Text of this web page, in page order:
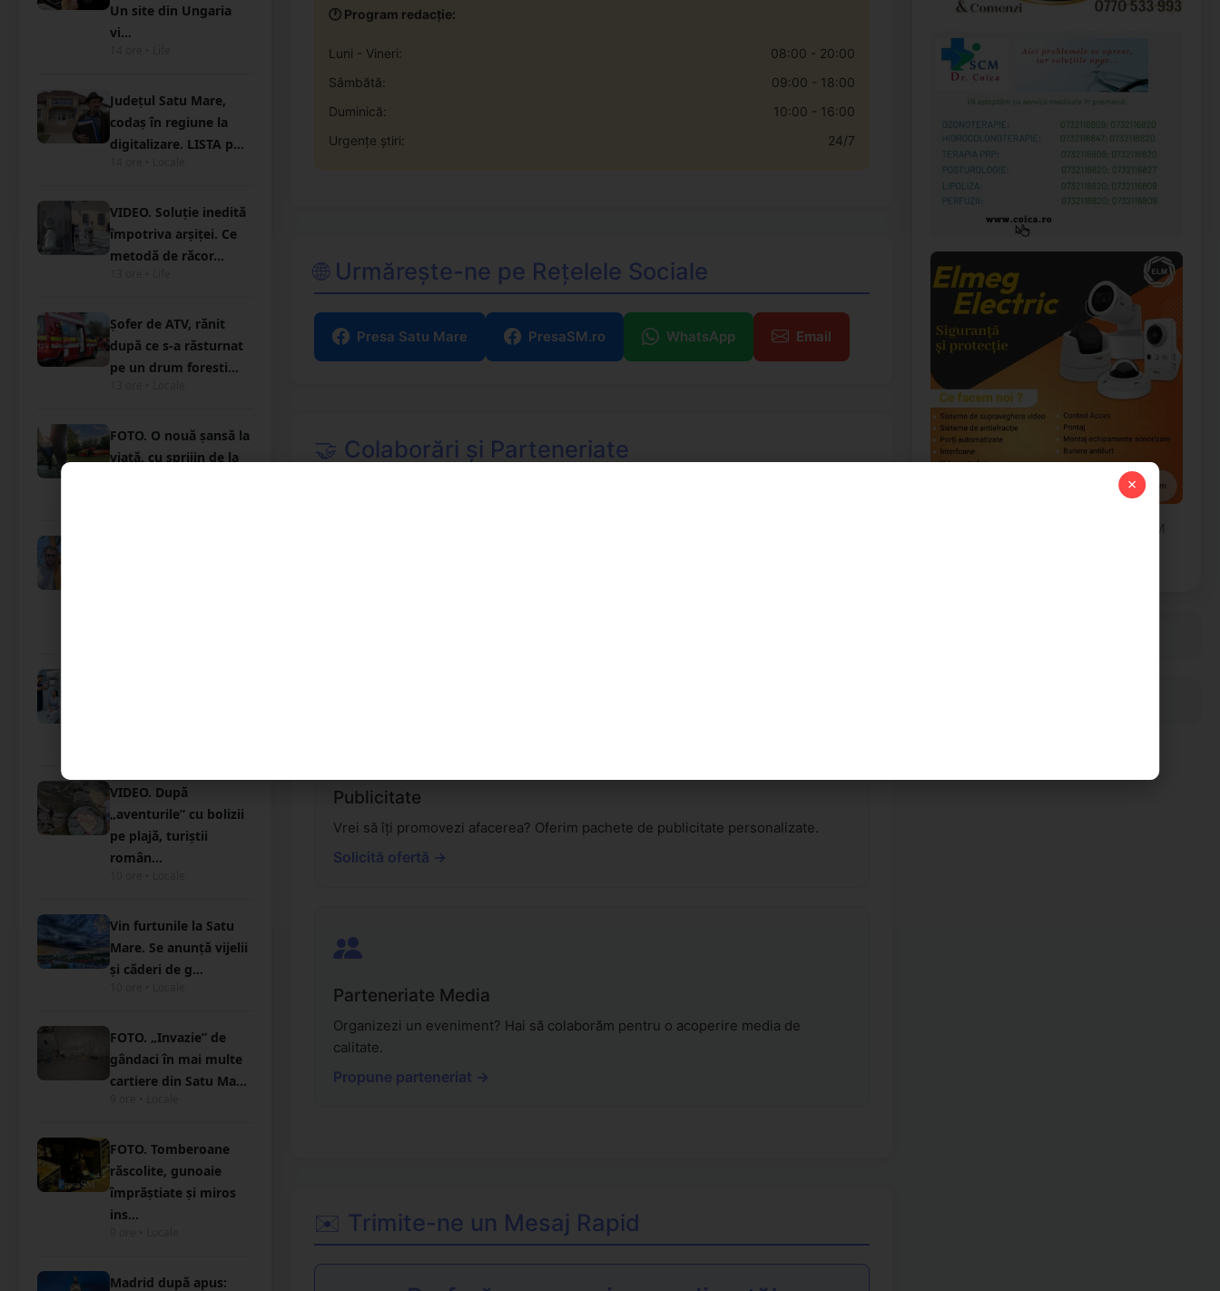
Un site din Ungaria
vi...
Județul Satu Mare,
codaș în regiune la
digitalizare. LISTA p...
VIDEO. Soluție inedită
împotriva arșiței. Ce
metodă de răcor...
Șofer de ATV, rănit
după ce s-a răsturnat
pe un drum foresti...
FOTO. O nouă șansă la
viață, cu sprijin de la
VIDEO. După
„aventurile” cu bolizii
pe plajă, turiștii
român...
Vin furtunile la Satu
Mare. Se anunță vijelii
și căderi de g...
FOTO. „Invazie” de
gândaci în mai multe
cartiere din Satu Ma...
FOTO. Tomberoane
răscolite, gunoaie
împrăștiate și miros
ins...
Madrid după apus:
🕐 Program redacție:
Luni - Vineri:
08:00 - 20:00
Sâmbătă:
09:00 - 18:00
Duminică:
10:00 - 16:00
Urgențe știri:
24/7
🌐 Urmărește-ne pe Rețelele Sociale
Presa Satu Mare PresaSM.ro WhatsApp Email
🤝 Colaborări și Parteneriate
Publicitate
Vrei să îți promovezi afacerea? Oferim pachete de publicitate personalizate.
Solicită ofertă →
Parteneriate Media
Organizezi un eveniment? Hai să colaborăm pentru o acoperire media de
calitate.
Propune parteneriat →
✉️ Trimite-ne un Mesaj Rapid
Promovează-ți afacerea pe PresaSM
×